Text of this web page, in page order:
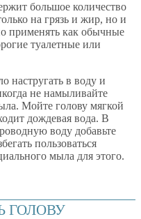
большое количество
на грязь и жир, но и
применять как обычные
туалетные или
настругать в воду и
не намыливайте
Мойте голову мягкой
дождевая вода. В
воду добавьте
пользоваться
мыла для этого.
ГОЛОВУ